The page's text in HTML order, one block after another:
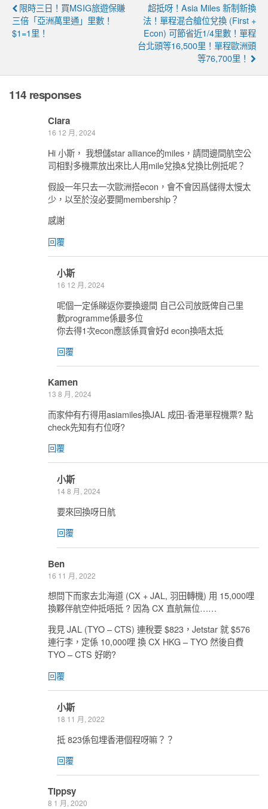
限時三日！買MSIG旅遊保賺
三倍「亞洲萬里通」里數！
$1=1里！
超抵呀！Asia Miles 新制新換
法！單程混合艙位兌換 (First +
Econ) 可節省近1/4里數！單程
台北頭等16,500里！單程歐洲頭
等76,700里！
114 responses
Clara
16 12 月, 2024
Hi 小斯， 我想儲star alliance的miles，請問邊間航空公
司相對多機票放出來比人用mile兌換&兌換比例抵呢？
假設一年只去一次歐洲搭econ，會不會因爲儲得太慢太
少，以至於沒必要開membership？
感謝
回覆
小斯
16 12 月, 2024
呢個一定係睇返你要換邊間 自己公司放既俾自己里
數programme係最多位
你去得1次econ應該係買會好d econ換唔太抵
回覆
Kamen
13 8 月, 2024
而家仲有冇得用asiamiles換JAL 成田-香港單程機票? 點
check先知有冇位呀?
回覆
小斯
14 8 月, 2024
要來回換呀日航
回覆
Ben
16 11 月, 2022
想問下而家去北海道 (CX + JAL, 羽田轉機) 用 15,000哩
換夥伴航空仲抵唔抵 ? 因為 CX 直航無位……
我見 JAL (TYO – CTS) 連稅要 $823，Jetstar 就 $576
連行李，定係 10,000哩 換 CX HKG – TYO 然後自費
TYO – CTS 好啲?
回覆
小斯
18 11 月, 2022
抵 823係包埋香港個程呀嘛？？
回覆
Tippsy
8 1 月, 2020